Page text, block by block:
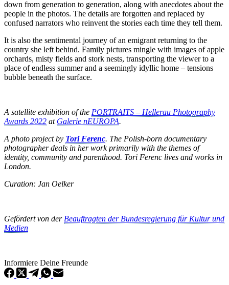
down from generation to generation, along with anecdotes about the
people in the photos. The details are forgotten and replaced by
confused narrators who reinvent the stories each time they tell them.
It is also the sentimental journey of an emigrant returning to the
country she left behind. Family pictures mingle with images of apple
orchards, misty fields and stork nests, transporting the viewer to a
place of endless summer and a seemingly idyllic home – tensions
bubble beneath the surface.
A satellite exhibition of the PORTRAITS – Hellerau Photography
Awards 2022 at Galerie nEUROPA.
A photo project by Tori Ferenc. The Polish-born documentary
photographer deals in her work primarily with the themes of
identity, community and parenthood. Tori Ferenc lives and works in
London.
Curation: Jan Oelker
Gefördert von der Beauftragten der Bundesregierung für Kultur und
Medien
Informiere Deine Freunde